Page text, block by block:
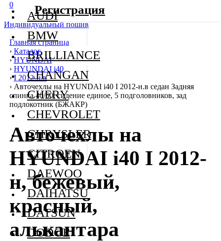
0
Индивидуальный пошив
Главная страница
› Каталог
› HYUNDAI
› HYUNDAI i40
› I 2012-н.в
› Авточехлы на HYUNDAI i40 I 2012-н.в седан Задняя
спинка 40/60, сидение единое, 5 подголовников, зад
подлокотник (БЖАКР)
Авточехлы на
HYUNDAI i40 I 2012-
н, бежевый,
красный,
алькантара
AUDI
BMW
BRILLIANCE
CHANGAN
CHERY
CHEVROLET
CHRYSLER
CITROEN
DAEWOO
DAIHATSU
DATSUN
DODGE
Регистрация